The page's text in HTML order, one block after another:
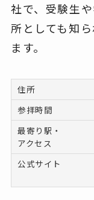
社で、受験生
所としても知
ます。
住所
参拝時間
最寄り駅・
アクセス
公式サイト